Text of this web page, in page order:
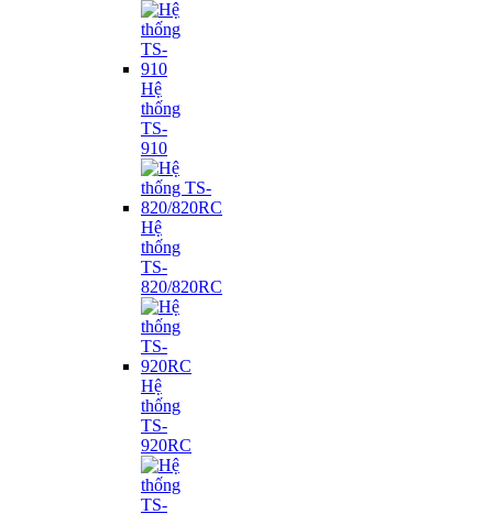
Hệ
thống
TS-
910
Hệ
thống
TS-
820/820RC
Hệ
thống
TS-
920RC